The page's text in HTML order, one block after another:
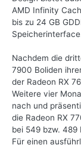
AMD Infinity
bis zu 24 GB
Nachdem die
7900 Boliden
der Radeon RX
Weitere vier
nach und
die Radeon RX
bei 549 bzw. 489
Für einen